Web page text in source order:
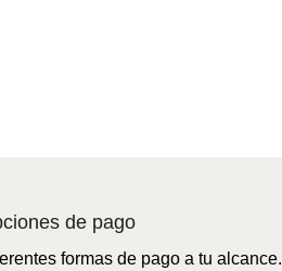
de pago
formas de pago a tu alcance.